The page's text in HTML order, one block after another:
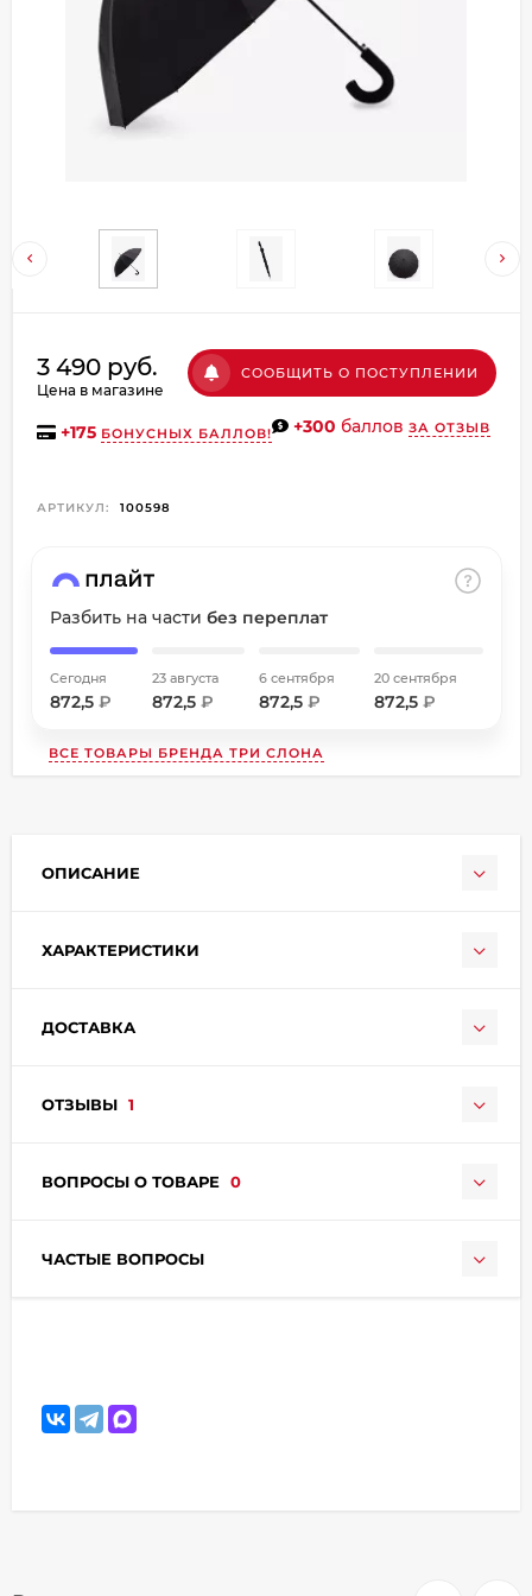
3 490 руб.
Цена в магазине
СООБЩИТЬ О ПОСТУПЛЕНИИ
+175 БОНУСНЫХ БАЛЛОВ! +300 баллов ЗА ОТЗЫВ
АРТИКУЛ: 100598
Разбить на части без переплат
Сегодня
872,5 ₽
23 августа
872,5 ₽
6 сентября
872,5 ₽
20 сентября
872,5₽
ВСЕ ТОВАРЫ БРЕНДА ТРИ СЛОНА
ОПИСАНИЕ
ХАРАКТЕРИСТИКИ
ДОСТАВКА
ОТЗЫВЫ 1
ВОПРОСЫ О ТОВАРЕ 0
ЧАСТЫЕ ВОПРОСЫ
Добавляйте товары
в корзину
Получайте товар
выбранный способом
Оставшиеся75% будут
списыватьсяс вашей карты
каждые 2 недели
25
2 недели
раз в 2 недели
Остались вопросы?
8 800 302-02-51